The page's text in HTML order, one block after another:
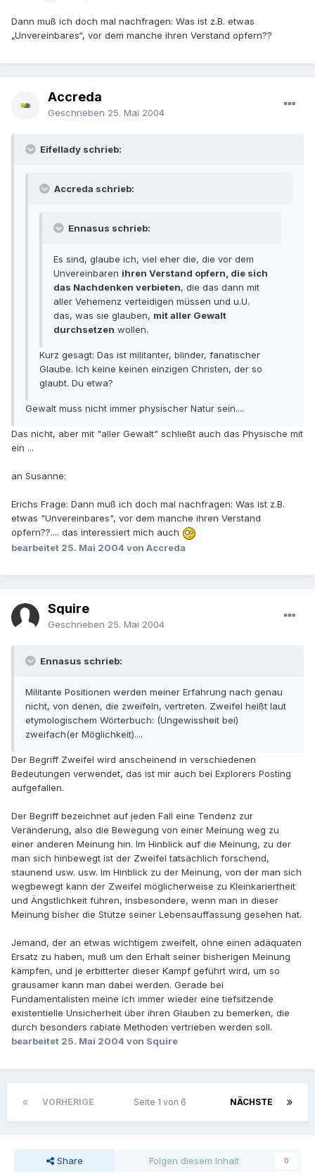
Dann muß ich doch mal nachfragen: Was ist z.B. etwas
„Unvereinbares“, vor dem manche ihren Verstand opfern??
Accreda
Geschrieben 25. Mai 2004
Eifellady schrieb:
Accreda schrieb:
Ennasus schrieb:
Es sind, glaube ich, viel eher die, die vor dem
Unvereinbaren ihren Verstand opfern, die sich
das Nachdenken verbieten, die das dann mit
aller Vehemenz verteidigen müssen und u.U.
das, was sie glauben, mit aller Gewalt
durchsetzen wollen.
Kurz gesagt: Das ist militanter, blinder, fanatischer
Glaube. Ich keine keinen einzigen Christen, der so
glaubt. Du etwa?
Gewalt muss nicht immer physischer Natur sein....
Das nicht, aber mit "aller Gewalt" schließt auch das Physische mit
ein ...
an Susanne:
Erichs Frage: Dann muß ich doch mal nachfragen: Was ist z.B.
etwas "Unvereinbares", vor dem manche ihren Verstand
opfern??.... das interessiert mich auch
bearbeitet 25. Mai 2004 von Accreda
Squire
Geschrieben 25. Mai 2004
Ennasus schrieb:
Militante Positionen werden meiner Erfahrung nach genau
nicht, von denen, die zweifeln, vertreten. Zweifel heißt laut
etymologischem Wörterbuch: (Ungewissheit bei)
zweifach(er Möglichkeit)....
Der Begriff Zweifel wird anscheinend in verschiedenen
Bedeutungen verwendet, das ist mir auch bei Explorers Posting
aufgefallen.
Der Begriff bezeichnet auf jeden Fall eine Tendenz zur
Veränderung, also die Bewegung von einer Meinung weg zu
einer anderen Meinung hin. Im Hinblick auf die Meinung, zu der
man sich hinbewegt ist der Zweifel tatsächlich forschend,
staunend usw. usw. Im Hinblick zu der Meinung, von der man sich
wegbewegt kann der Zweifel möglicherweise zu Kleinkariertheit
und Ängstlichkeit führen, insbesondere, wenn man in dieser
Meinung bisher die Stütze seiner Lebensauffassung gesehen hat.
Jemand, der an etwas wichtigem zweifelt, ohne einen adäquaten
Ersatz zu haben, muß um den Erhalt seiner bisherigen Meinung
kämpfen, und je erbitterter dieser Kampf geführt wird, um so
grausamer kann man dabei werden. Gerade bei
Fundamentalisten meine ich immer wieder eine tiefsitzende
existentielle Unsicherheit über ihren Glauben zu bemerken, die
durch besonders rabiate Methoden vertrieben werden soll.
bearbeitet 25. Mai 2004 von Squire
VORHERIGE NÄCHSTE
Seite 1 von 6
Share Folgen diesem Inhalt 0